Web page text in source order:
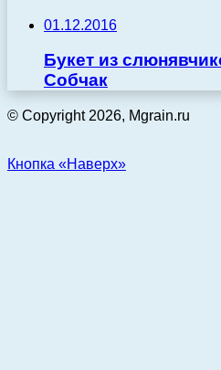
01.12.2016
Букет из
Собчак
© Copyright 2026, Mgrain.ru
Кнопка «Наверх»